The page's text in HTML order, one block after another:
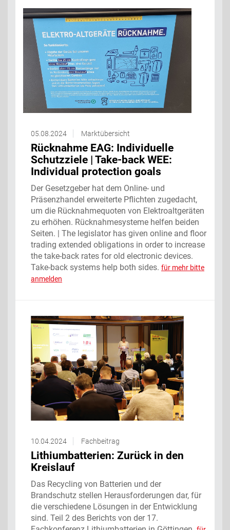
05.08.2024 Marktübersicht
Rücknahme EAG: Individuelle
Schutzziele | Take-back WEE:
Individual protection goals
Der Gesetzgeber hat dem Online- und
Präsenzhandel erweiterte Pflichten zugedacht,
um die Rücknahmequoten von Elektroaltgeräten
zu erhöhen. Rücknahmesysteme helfen beiden
Seiten. | The legislator has given online and floor
trading extended obligations in order to increase
the take-back rates for old electronic devices.
Take-back systems help both sides. für mehr bitte
anmelden
10.04.2024 Fachbeitrag
Lithiumbatterien: Zurück in den
Kreislauf
Das Recycling von Batterien und der
Brandschutz stellen Herausforderungen dar, für
die verschiedene Lösungen in der Entwicklung
sind. Teil 2 des Berichts von der 17.